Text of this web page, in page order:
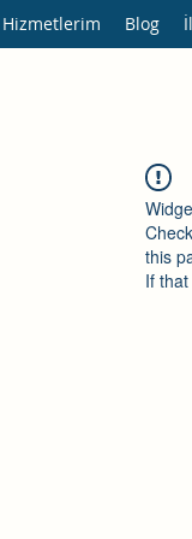
Hizmetlerim Blog
this
If